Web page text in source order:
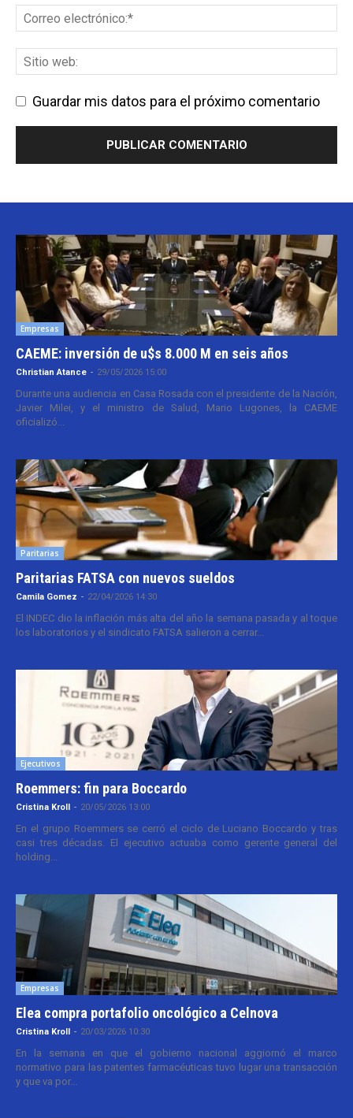
Guardar mis datos para el próximo comentario
Empresas
CAEME: inversión de u$s 8.000 M en seis años
Christian Atance - 29/05/2026 15:00
Durante una audiencia en Casa Rosada con el presidente de la Nación,
Javier Milei, y el ministro de Salud, Mario Lugones, la CAEME
oficializó...
Paritarias
Paritarias FATSA con nuevos sueldos
Camila Gomez - 22/04/2026 14:30
El INDEC dio la inflación más alta del año la semana pasada y al toque
los laboratorios y el sindicato FATSA salieron a cerrar...
Ejecutivos
Roemmers: fin para Boccardo
Cristina Kroll - 20/05/2026 13:00
En el grupo Roemmers se cerró el ciclo de Luciano Boccardo y tras
casi tres décadas. El ejecutivo actuaba como gerente general del
holding...
Empresas
Elea compra portafolio oncológico a Celnova
Cristina Kroll - 20/03/2026 10:30
En la semana en que el gobierno nacional aggiornó el marco
normativo para las patentes farmacéuticas tuvo lugar una transacción
y que va por...